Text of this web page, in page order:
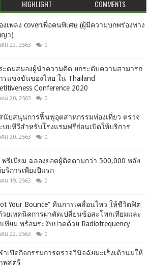
HIGHLIGHT COMMENTS
งเพลง coverเพื่อคนพิเศษ (ผู้มีความบกพร่องทาง
า)
คม 22, 2563 0
ะดมสมองผู้นำความคิด ยกระดับความสามารถ
รแข่งขันของไทย ใน Thailand
Conference 2020
คม 20, 2563 0
นับสนุนการฟื้นฟูอุตสาหกรรมท่องเที่ยว ตรวจ
บบทีวีสำหรับโรงแรมฟรีก่อนเปิดให้บริการ
คม 20, 2563 0
รีเมียม ฉลองยอดผู้ติดตามกว่า 500,000 หลัง
บริการเพียงปีแรก
คม 19, 2563 0
Your Bounce” คืนการเคลื่อนไหว ให้ชีวิตฟิต
วยเทคนิคการผ่าตัดเปลี่ยนข้อสะโพกเทียมและ
ทียม พร้อมระงับปวดด้วย Radiofrequency
คม 22, 2563 0
าเปิดกิจกรรมการตรวจวินิจฉัยมะเร็งเต้านมให้
พสตรี